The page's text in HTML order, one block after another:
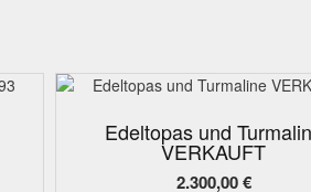
Edeltopas und
VERKAUFT
2.300,00€